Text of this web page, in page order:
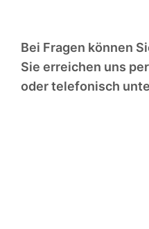
Bei Fragen können
Sie erreichen uns
oder telefonisch